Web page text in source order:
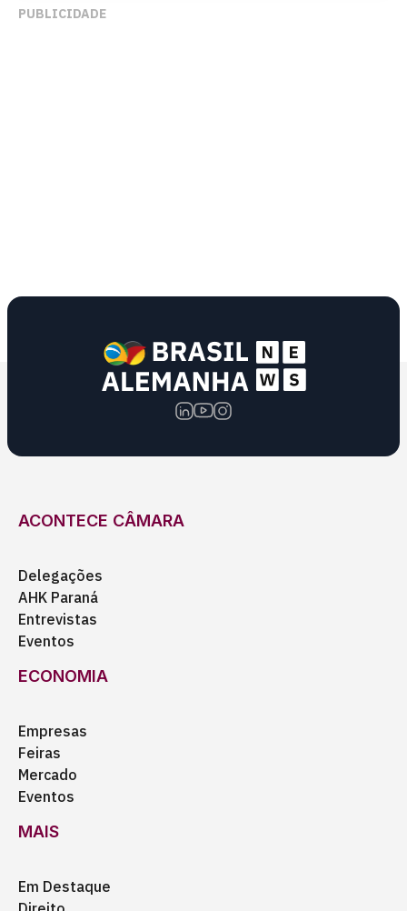
PUBLICIDADE
ACONTECE CÂMARA
Delegações
AHK Paraná
Entrevistas
Eventos
ECONOMIA
Empresas
Feiras
Mercado
Eventos
MAIS
Em Destaque